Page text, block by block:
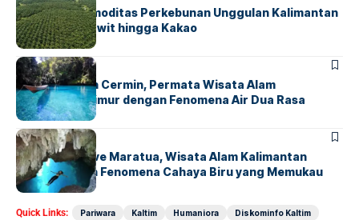
Mengenal Komoditas Perkebunan Unggulan Kalimantan
Timur, dari Sawit hingga Kakao
HUMANIORA
Danau Labuan Cermin, Permata Wisata Alam
Kalimantan Timur dengan Fenomena Air Dua Rasa
HUMANIORA
Blue Light Cave Maratua, Wisata Alam Kalimantan
Timur dengan Fenomena Cahaya Biru yang Memukau
Quick Links: Pariwara Kaltim Humaniora
Diskominfo Kaltim